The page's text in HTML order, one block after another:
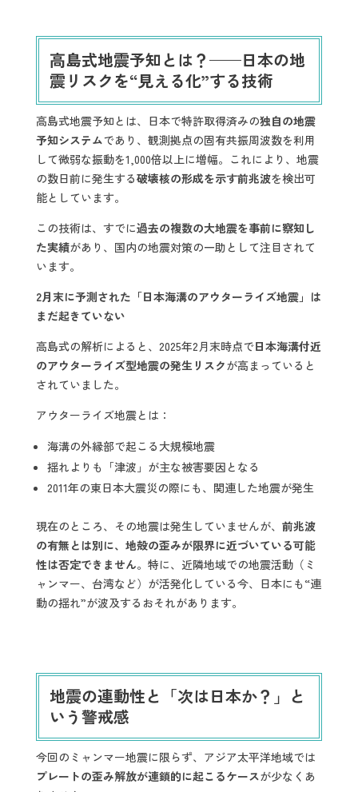
高島式地震予知とは？——日本の地
震リスクを“見える化”する技術
高島式地震予知とは、日本で特許取得済みの独自の地震
予知システムであり、観測拠点の固有共振周波数を利用
して微弱な振動を1,000倍以上に増幅。これにより、地震
の数日前に発生する破壊核の形成を示す前兆波を検出可
能としています。
この技術は、すでに過去の複数の大地震を事前に察知し
た実績があり、国内の地震対策の一助として注目されて
います。
2月末に予測された「日本海溝のアウターライズ地震」は
まだ起きていない
高島式の解析によると、2025年2月末時点で日本海溝付近
のアウターライズ型地震の発生リスクが高まっていると
されていました。
アウターライズ地震とは：
海溝の外縁部で起こる大規模地震
揺れよりも「津波」が主な被害要因となる
2011年の東日本大震災の際にも、関連した地震が発生
現在のところ、その地震は発生していませんが、 前兆波
の有無とは別に、地殻の歪みが限界に近づいている可能
性は否定できません。特に、近隣地域での地震活動（ミ
ャンマー、台湾など）が活発化している今、日本にも“連
動の揺れ”が波及するおそれがあります。
地震の連動性と「次は日本か？」と
いう警戒感
今回のミャンマー地震に限らず、アジア太平洋地域では
プレートの歪み解放が連鎖的に起こるケースが少なくあ